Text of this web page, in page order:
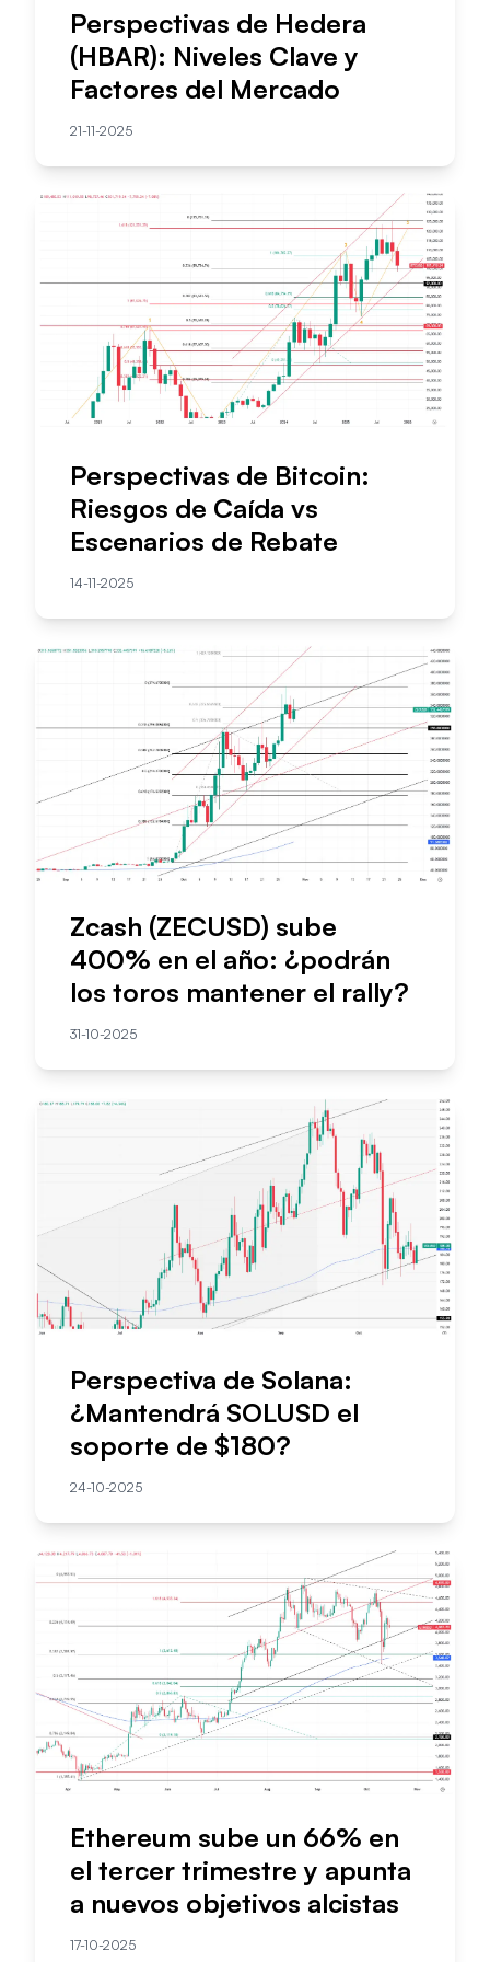
Perspectivas de Hedera
(HBAR): Niveles Clave y
Factores del Mercado
21-11-2025
Perspectivas de Bitcoin:
Riesgos de Caída vs
Escenarios de Rebate
14-11-2025
Zcash (ZECUSD) sube
400% en el año: ¿podrán
los toros mantener el rally?
31-10-2025
Perspectiva de Solana:
¿Mantendrá SOLUSD el
soporte de $180?
24-10-2025
Ethereum sube un 66% en
el tercer trimestre y apunta
a nuevos objetivos alcistas
17-10-2025